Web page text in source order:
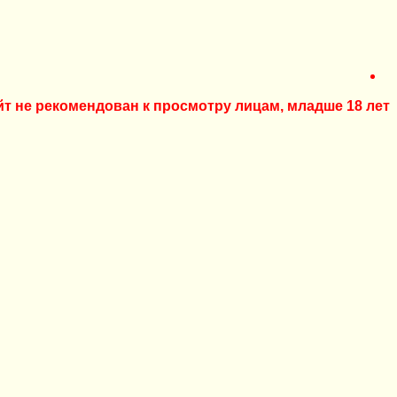
не рекомендован к просмотру лицам, младше 18 лет